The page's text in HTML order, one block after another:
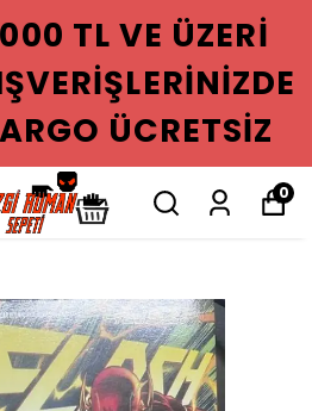
VE ÜZERI
ÜCRETSIZ
0